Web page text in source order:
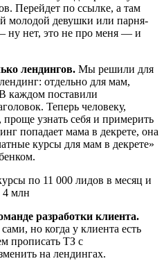
Перейдет по ссылке, а там
молодой девушки или парня-
ну нет, это не про меня — и
лендингов. Мы решили для
отдельно для мам,
каждом поставили
Теперь человеку,
узнать себя и примерить
попадает мама в декрете, она
курсы для мам в декрете»
разработки клиента.
но когда у клиента есть
прописать ТЗ с
на лендингах.